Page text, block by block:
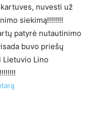
nuvesti už
siekimą!!!!!!!!
patyrė nutautinimo
buvo priešų
Lietuvio Lino